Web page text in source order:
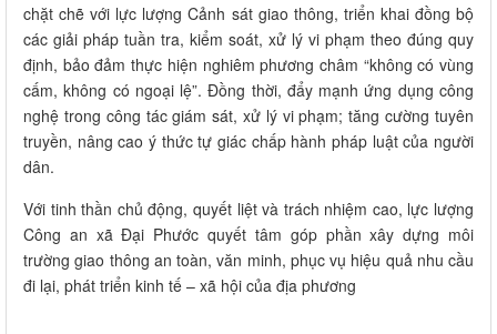
chặt chẽ với lực lượng Cảnh sát giao thông, triển khai đồng bộ
các giải pháp tuần tra, kiểm soát, xử lý vi phạm theo đúng quy
định, bảo đảm thực hiện nghiêm phương châm “không có vùng
cấm, không có ngoại lệ”. Đồng thời, đẩy mạnh ứng dụng công
nghệ trong công tác giám sát, xử lý vi phạm; tăng cường tuyên
truyền, nâng cao ý thức tự giác chấp hành pháp luật của người
dân.
Với tinh thần chủ động, quyết liệt và trách nhiệm cao, lực lượng
Công an xã Đại Phước quyết tâm góp phần xây dựng môi
trường giao thông an toàn, văn minh, phục vụ hiệu quả nhu cầu
đi lại, phát triển kinh tế – xã hội của địa phương